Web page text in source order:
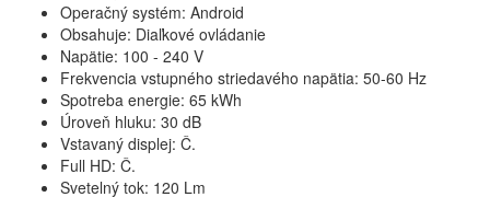
Operačný systém: Android
Obsahuje: Diaľkové ovládanie
Napätie: 100 - 240 V
Frekvencia vstupného striedavého napätia: 50-60 Hz
Spotreba energie: 65 kWh
Úroveň hluku: 30 dB
Vstavaný displej: Č.
Full HD: Č.
Svetelný tok: 120 Lm